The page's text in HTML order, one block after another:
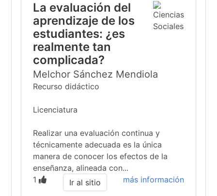
La evaluación del
aprendizaje de los
estudiantes: ¿es
realmente tan
complicada?
Melchor Sánchez Mendiola
Recurso didáctico
Licenciatura
Realizar una evaluación continua y
técnicamente adecuada es la única
manera de conocer los efectos de la
enseñanza, alineada con...
1
más información
Ir al sitio